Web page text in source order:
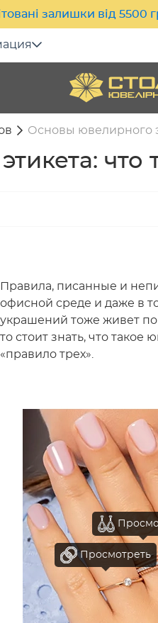
залишки від 5500
Основы ювелирного
что
Правила, писанные и
офисной среде и даже в
украшений тоже живет
то стоит знать, что
«правило трех».
Просмотреть